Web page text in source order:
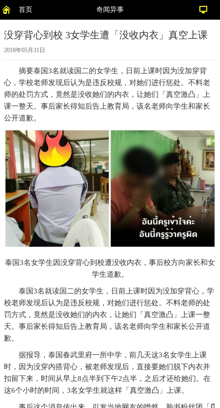
首页 奇闻异事
没穿背心到校 3女学生遭「没收内衣」真空上课
2018年05月31日
摘要泰国3名就读国二的女学生，日前上课时因为没加穿背
心，学校老师发现后认为是违反校规，对她们进行惩处。不料老
师的处罚方式，竟然是没收她们的内衣，让她们「真空激凸」上
课一整天。事后家长得知后告上教育局，该名老师向学生和家长
公开道歉。
泰国3名女学生因没穿背心到校遭没收内衣，事后校方向家长和女
学生道歉。
泰国3名就读国二的女学生，日前上课时因为没加穿背心，学
校老师发现后认为是违反校规，对她们进行惩处。不料老师的处
罚方式，竟然是没收她们的内衣，让她们「真空激凸」上课一整
天。事后家长得知后告上教育局，该名老师向学生和家长公开道
歉。
据报导，泰国春武里府一所中学，前几天这3名女学生上课
时，因为没穿内搭背心，被老师发现后，直接要她们脱下内衣并
扣留下来，时间从早上8点半到下午2点半，之后才还给她们。在
这6个小时的时间，3名女学生就这样「真空激凸」上课。